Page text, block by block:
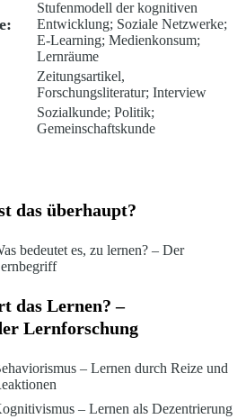
Stufenmodell der kognitiven
Entwicklung; Soziale Netzwerke;
E-Learning; Medienkonsum;
Lernräume
Zeitungsartikel,
Forschungsliteratur; Interview
Sozialkunde; Politik;
Gemeinschaftskunde
das überhaupt?
bedeutet es, zu lernen? – Der
das Lernen? –
Lernforschung
– Lernen durch Reize und
– Lernen als Dezentrierung